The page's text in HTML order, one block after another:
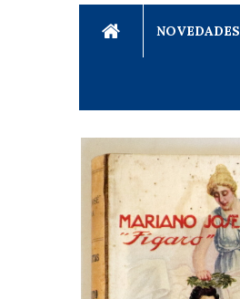
NOVEDADES